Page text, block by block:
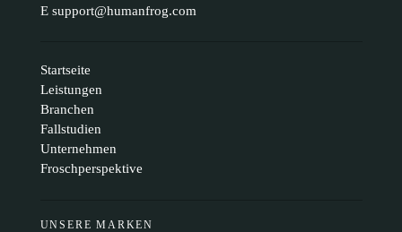
E support@humanfrog.com
Startseite
Leistungen
Branchen
Fallstudien
Unternehmen
Froschperspektive
UNSERE MARKEN